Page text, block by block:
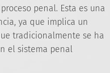
penal. Esta es una
ya que implica un
tradicionalmente se ha
el sistema penal